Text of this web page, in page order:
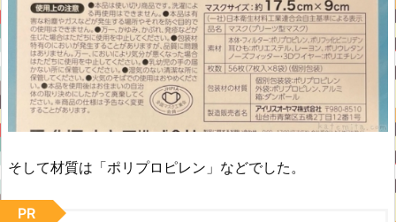
そして材質は「ポリプロピレン」などでした。
PR